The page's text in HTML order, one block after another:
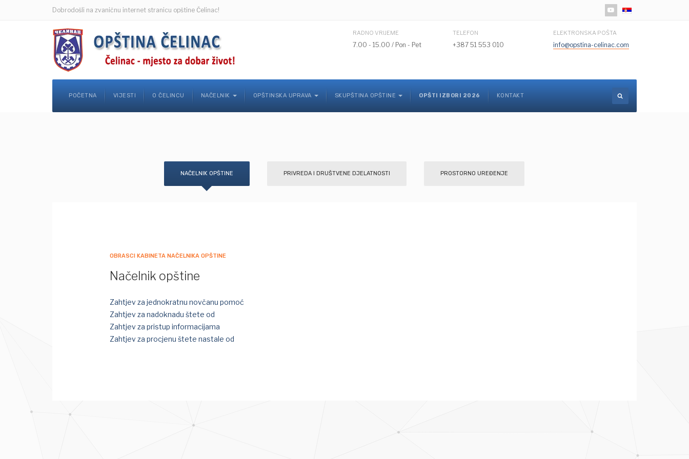
Dobrodošli na zvaničnu internet stranicu opštine Čelinac! Izaberite vaš jezik
RADNO VRIJEME
7.00 - 15.00 / Pon - Pet
TELEFON
+387 51 553 010
ELEKTRONSKA POŠTA
info@opstina-celinac.com
POČETNA VIJESTI O ČELINCU NAČELNIK OPŠTINSKA UPRAVA SKUPŠTINA OPŠTINE OPŠTI IZBORI 2026 KONTAKT
NAČELNIK OPŠTINE PRIVREDA I DRUŠTVENE DJELATNOSTI PROSTORNO UREĐENJE
OBRASCI KABINETA NAČELNIKA OPŠTINE
Načelnik opštine
Zahtjev za jednokratnu novčanu pomoć
Zahtjev za nadoknadu štete od
Zahtjev za pristup informacijama
Zahtjev za procjenu štete nastale od